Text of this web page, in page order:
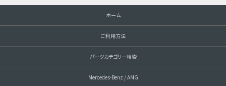
ホーム
ご利用方法
パーツカテゴリー検索
Mercedes-Benz / AMG